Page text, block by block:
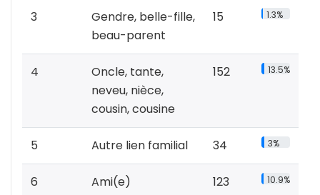
3
Gendre, belle-fille,
beau-parent
15 1.3%
4
Oncle, tante,
neveu, nièce,
cousin, cousine
152 13.5%
5 Autre lien familial 34 3%
6 Ami(e) 123 10.9%